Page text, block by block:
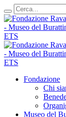
Fondazione
Chi
Museo del